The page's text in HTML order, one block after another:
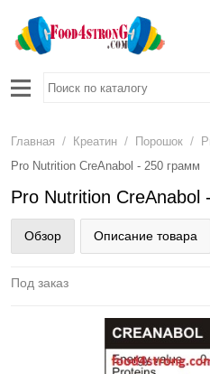
Главная / Креатин / Порошок /
Pro Nutrition CreAnabol - 250 грамм
Pro Nutrition CreAnabol
Обзор Описание товара
Под заказ